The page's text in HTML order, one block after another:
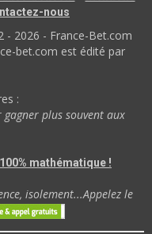
nous
- 2026 - France-Bet.com
bet.com est édité par
:
gagner plus souvent aux
mathématique !
isolement...Appelez le